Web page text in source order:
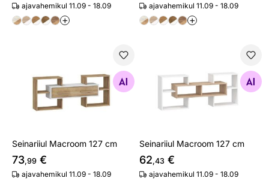
ajavahemikul 11.09 - 18.09
+
ajavahemikul 11.09 - 18.09
+
Seinariiul Macroom 127 cm
Otsi sarnaseid
Seinariiul Macroom 127 cm
73,99 €
ajavahemikul 11.09 - 18.09
Seinariiul Macroom 127 cm
Otsi sarnaseid
Seinariiul Macroom 127 cm
62,43 €
ajavahemikul 11.09 - 18.09